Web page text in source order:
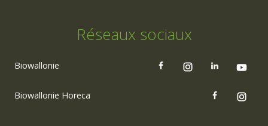
Réseaux sociaux
Biowallonie
Biowallonie Horeca